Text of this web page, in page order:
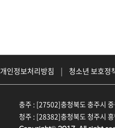
개인정보처리방침 |
청소년 보호정
충주 : [27502]충청북도 충주시
청주 : [28382]충청북도 청주시